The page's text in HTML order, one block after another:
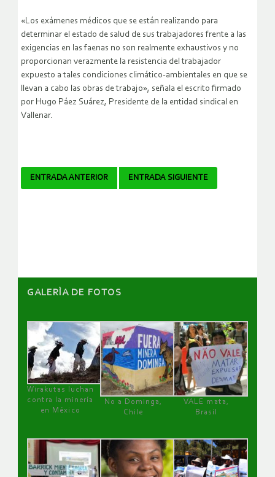
«Los exámenes médicos que se están realizando para
determinar el estado de salud de sus trabajadores frente a las
exigencias en las faenas no son realmente exhaustivos y no
proporcionan verazmente la resistencia del trabajador
expuesto a tales condiciones climático-ambientales en que se
llevan a cabo las obras de trabajo», señala el escrito firmado
por Hugo Páez Suárez, Presidente de la entidad sindical en
Vallenar.
Navegador
ENTRADA ANTERIOR ENTRADA SIGUIENTE
GALERÌA DE FOTOS
Wirakutas luchan
contra la minería
en México
No a Dominga,
Chile
VALE mata,
Brasil